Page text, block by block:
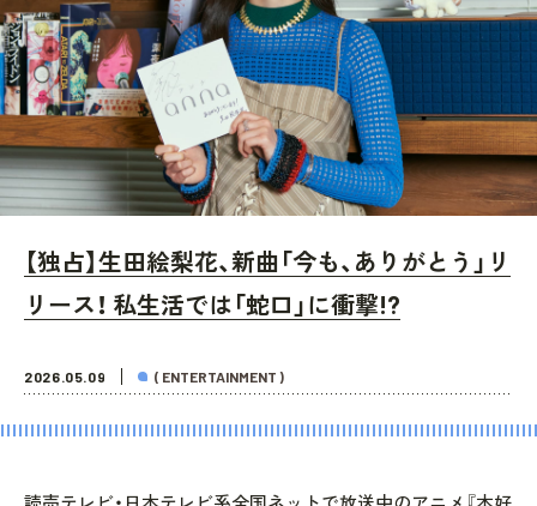
【独占】生田絵梨花、新曲「今も、ありがとう」リ
リース！ 私生活では「蛇口」に衝撃!?
2026.05.09 ( ENTERTAINMENT )